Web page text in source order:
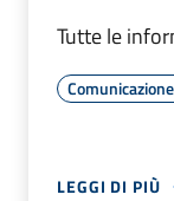
Tutte le
LEGGI DI PIÙ